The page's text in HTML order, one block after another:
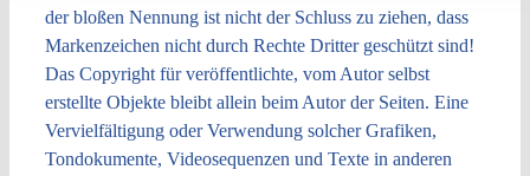
der bloßen Nennung ist nicht der Schluss zu ziehen, dass
Markenzeichen nicht durch Rechte Dritter geschützt sind!
Das Copyright für veröffentlichte, vom Autor selbst
erstellte Objekte bleibt allein beim Autor der Seiten. Eine
Vervielfältigung oder Verwendung solcher Grafiken,
Tondokumente, Videosequenzen und Texte in anderen